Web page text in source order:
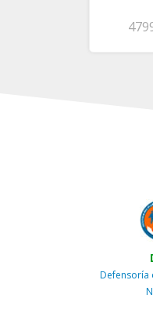
Defensoría